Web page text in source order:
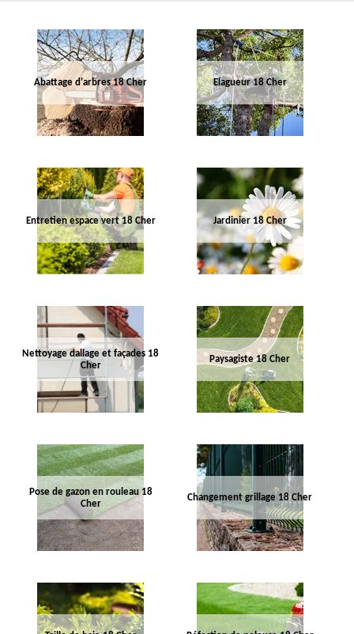
Abattage d'arbres 18 Cher Elagueur 18 Cher
Entretien espace vert 18 Cher Jardinier 18 Cher
Nettoyage dallage et façades 18
Cher
Paysagiste 18 Cher
Pose de gazon en rouleau 18
Cher
Changement grillage 18 Cher